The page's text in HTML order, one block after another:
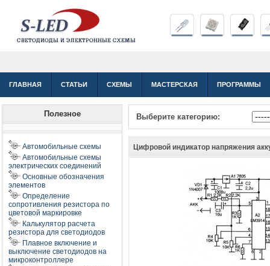
ГЛАВНАЯ СТАТЬИ СХЕМЫ МАСТЕРСКАЯ ПРОГРАММЫ
Полезное
Автомобильные схемы
Автомобильные схемы
электрических соединений
Основные обозначения
элементов
Определение
сопротивления резистора по
цветовой маркировке
Калькулятор расчета
резистора для светодиодов
Плавное включение и
выключение светодиодов на
микроконтроллере
Выберите категорию:
Цифровой индикатор напряжения